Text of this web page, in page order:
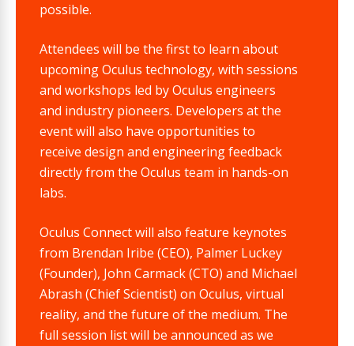
possible.
Attendees will be the first to learn about
upcoming Oculus technology, with sessions
and workshops led by Oculus engineers
and industry pioneers. Developers at the
event will also have opportunities to
receive design and engineering feedback
directly from the Oculus team in hands-on
labs.
Oculus Connect will also feature keynotes
from Brendan Iribe (CEO), Palmer Luckey
(Founder), John Carmack (CTO) and Michael
Abrash (Chief Scientist) on Oculus, virtual
reality, and the future of the medium. The
full session list will be announced as we